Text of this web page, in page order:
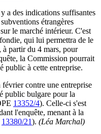
a des indications suffisantes
étrangères
le marché intérieur. C'est
qui lui permettra de le
à partir du 4 mars, pour
la Commission pourrait
public à cette entreprise.
contre une entreprise
public bulgare pour la
13352/4). Celle-ci s'est
l'enquête, menant à la
13380/21). (Léa Marchal)